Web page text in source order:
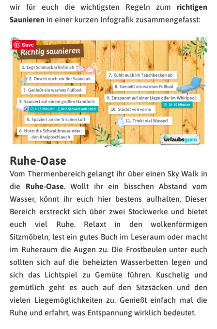
wir für euch die wichtigsten Regeln zum richtigen
Saunieren in einer kurzen Infografik zusammengefasst:
Save
Ruhe-Oase
Vom Thermenbereich gelangt ihr über einen Sky Walk in
die Ruhe-Oase. Wollt ihr ein bisschen Abstand vom
Wasser, könnt ihr euch hier bestens aufhalten. Dieser
Bereich erstreckt sich über zwei Stockwerke und bietet
euch viel Ruhe. Relaxt in den wolkenförmigen
Sitzmöbeln, lest ein gutes Buch im Leseraum oder macht
im Ruheraum die Augen zu. Die Frostbeulen unter euch
sollten sich auf die beheizten Wasserbetten legen und
sich das Lichtspiel zu Gemüte führen. Kuschelig und
gemütlich geht es auch auf den Sitzsäcken und den
vielen Liegemöglichkeiten zu. Genießt einfach mal die
Ruhe und erfahrt, was Entspannung wirklich bedeutet.